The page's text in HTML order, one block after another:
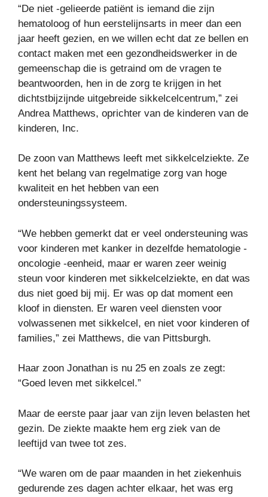
“De niet -gelieerde patiënt is iemand die zijn
hematoloog of hun eerstelijnsarts in meer dan een
jaar heeft gezien, en we willen echt dat ze bellen en
contact maken met een gezondheidswerker in de
gemeenschap die is getraind om de vragen te
beantwoorden, hen in de zorg te krijgen in het
dichtstbijzijnde uitgebreide sikkelcelcentrum,” zei
Andrea Matthews, oprichter van de kinderen van de
kinderen, Inc.
De zoon van Matthews leeft met sikkelcelziekte. Ze
kent het belang van regelmatige zorg van hoge
kwaliteit en het hebben van een
ondersteuningssysteem.
“We hebben gemerkt dat er veel ondersteuning was
voor kinderen met kanker in dezelfde hematologie -
oncologie -eenheid, maar er waren zeer weinig
steun voor kinderen met sikkelcelziekte, en dat was
dus niet goed bij mij. Er was op dat moment een
kloof in diensten. Er waren veel diensten voor
volwassenen met sikkelcel, en niet voor kinderen of
families,” zei Matthews, die van Pittsburgh.
Haar zoon Jonathan is nu 25 en zoals ze zegt:
“Goed leven met sikkelcel.”
Maar de eerste paar jaar van zijn leven belasten het
gezin. De ziekte maakte hem erg ziek van de
leeftijd van twee tot zes.
“We waren om de paar maanden in het ziekenhuis
gedurende zes dagen achter elkaar, het was erg